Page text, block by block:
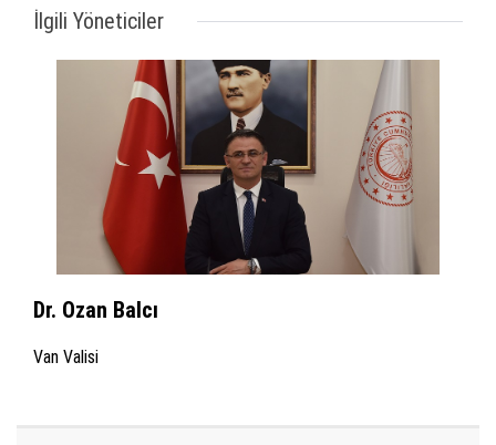
İlgili Yöneticiler
Dr. Ozan Balcı
Van Valisi